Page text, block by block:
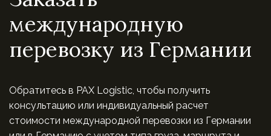
международную
перевозку из Германии
Обратитесь в PAX Logistic, чтобы получить
консультацию или индивидуальный расчет
стоимости международной перевозки из Германии